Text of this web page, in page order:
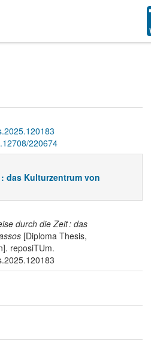
220674
das Kulturzentrum von
durch die Zeit : das
[Diploma Thesis,
reposiTUm.